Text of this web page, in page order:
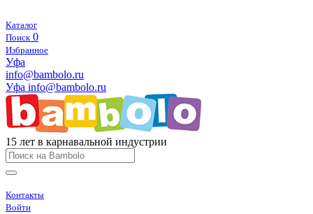
Каталог
Поиск 0
Избранное
Уфа
info@bambolo.ru
Уфа info@bambolo.ru
15 лет в карнавальной индустрии
Контакты
Войти